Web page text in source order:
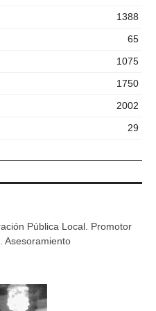
1388
65
1075
1750
2002
29
Pública Local. Promotor
Asesoramiento